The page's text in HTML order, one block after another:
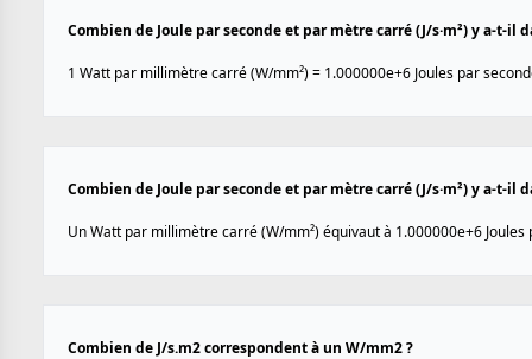
Combien de Joule par seconde et par mètre carré (J/s·m²) y a-t-
1 Watt par millimètre carré (W/mm²) = 1.000000e+6 Joules par
Combien de Joule par seconde et par mètre carré (J/s·m²) y a-t-
Un Watt par millimètre carré (W/mm²) équivaut à 1.000000e+6 Joules
Combien de J/s.m2 correspondent à un W/mm2 ?